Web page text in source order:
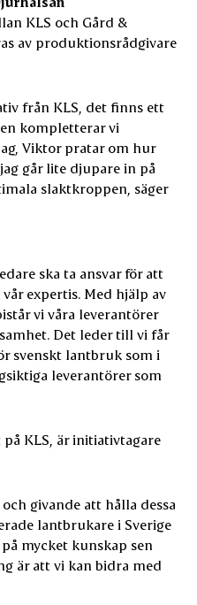
KLS och Gård &
av produktionsrådgivare
från KLS, det finns ett
kompletterar vi
Viktor pratar om hur
går lite djupare in på
slaktkroppen, säger
ska ta ansvar för att
expertis. Med hjälp av
vi våra leverantörer
Det leder till vi får
svenskt lantbruk som i
leverantörer som
KLS, är initiativtagare
givande att hålla dessa
lantbrukare i Sverige
mycket kunskap sen
är att vi kan bidra med